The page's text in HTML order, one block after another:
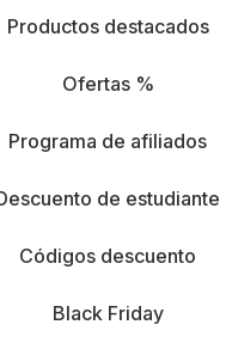
Productos destacados
Ofertas %
Programa de afiliados
de estudiante
Códigos descuento
Black Friday